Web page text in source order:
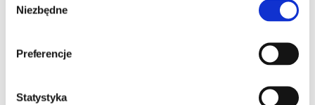
zgody
Niezbędne
Preferencje
Statystyka
Inni klienci kupujący ten